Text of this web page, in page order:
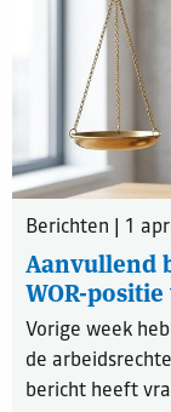
Berichten | 1
Aanvullend
WOR-
Vorige week
de
bericht heeft